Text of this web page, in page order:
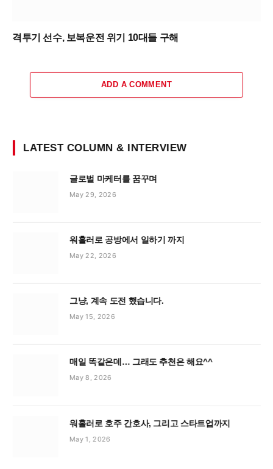
격투기 선수, 보복운전 위기 10대들 구해
ADD A COMMENT
LATEST COLUMN & INTERVIEW
글로벌 마케터를 꿈꾸며
May 29, 2026
워홀러로 공방에서 일하기 까지
May 22, 2026
그냥, 계속 도전 했습니다.
May 15, 2026
매일 똑같은데… 그래도 추천은 해요^^
May 8, 2026
워홀러로 호주 간호사, 그리고 스타트업까지
May 1, 2026